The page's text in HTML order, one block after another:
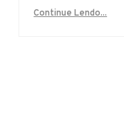
Continue Lendo...